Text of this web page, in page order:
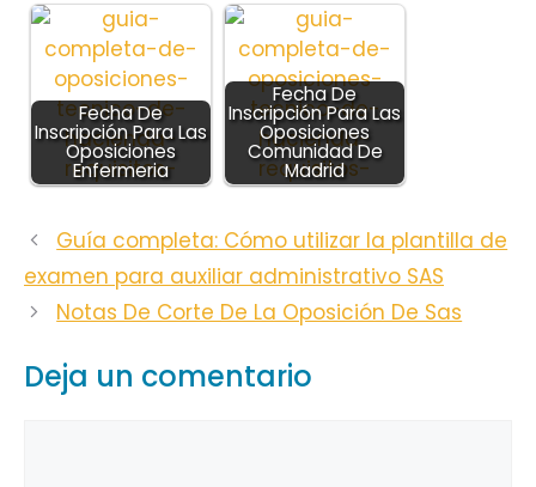
Fecha De
Inscripción Para Las
Oposiciones
Enfermeria
Fecha De
Inscripción Para Las
Oposiciones
Comunidad De
Madrid
Guía completa: Cómo utilizar la plantilla de
examen para auxiliar administrativo SAS
Notas De Corte De La Oposición De Sas
Deja un comentario